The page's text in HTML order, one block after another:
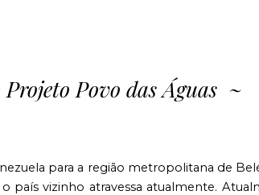
Povo das Águas~
para a região metropolitana de
país vizinho atravessa atualmente.